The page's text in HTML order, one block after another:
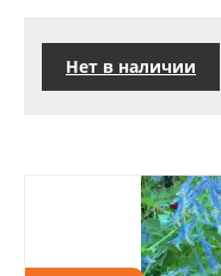
Нет в наличии